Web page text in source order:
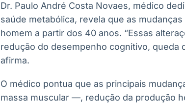
Dr. Paulo André Costa Novaes, médico
saúde metabólica, revela que as
homem a partir dos 40 anos. “Essas
redução do desempenho cognitivo, queda
afirma.
O médico pontua que as principais
massa muscular —, redução da produção